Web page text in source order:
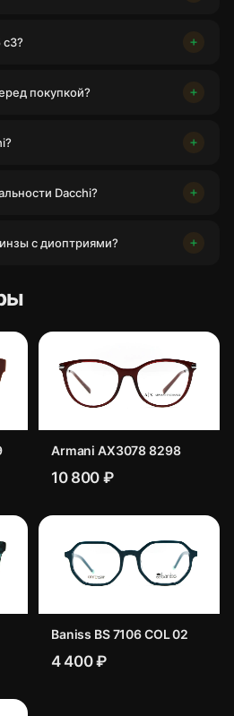
с3?
покупкой?
Dacchi?
с диоптриями?
Armani AX3078 8298
10 800 ₽
Baniss BS 7106 COL 02
4 400 ₽